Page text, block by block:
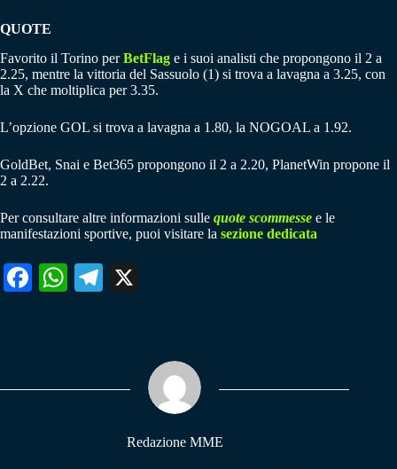
QUOTE
Favorito il Torino perBetFlag e i suoi analisti che propongono il 2 a
2.25, mentre la vittoria del Sassuolo (1) si trova a lavagna a 3.25, con
la X che moltiplica per 3.35.
L’opzione GOL si trova a lavagna a 1.80, la NOGOAL a 1.92.
GoldBet, Snai e Bet365 propongono il 2 a 2.20, PlanetWin propone il
2 a 2.22.
Per consultare altre informazioni sulle quote scommesse e le
manifestazioni sportive, puoi visitare la sezione dedicata
Fa W
pp
Te
m
Redazione MME